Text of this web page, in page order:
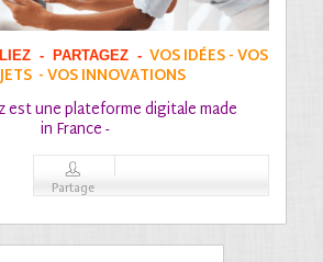
- PARTAGEZ - VOS IDÉES - VOS
- VOS INNOVATIONS
est une plateforme digitale made
in France -
Partage